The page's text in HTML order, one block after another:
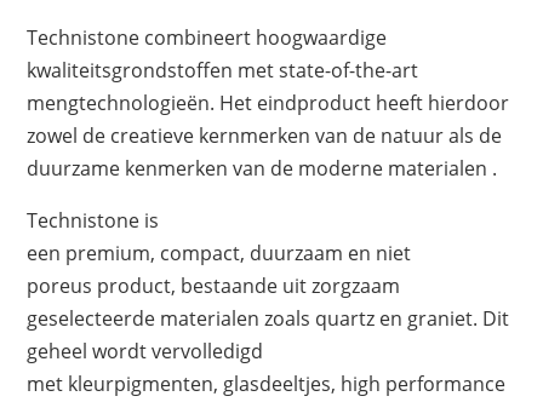
Technistone combineert hoogwaardige
kwaliteitsgrondstoffen met state-of-the-art
mengtechnologieën. Het eindproduct heeft hierdoor
zowel de creatieve kernmerken van de natuur als de
duurzame kenmerken van de moderne materialen .
Technistone is
een premium, compact, duurzaam en niet
poreus product, bestaande uit zorgzaam
geselecteerde materialen zoals quartz en graniet. Dit
geheel wordt vervolledigd
met kleurpigmenten, glasdeeltjes, high performance